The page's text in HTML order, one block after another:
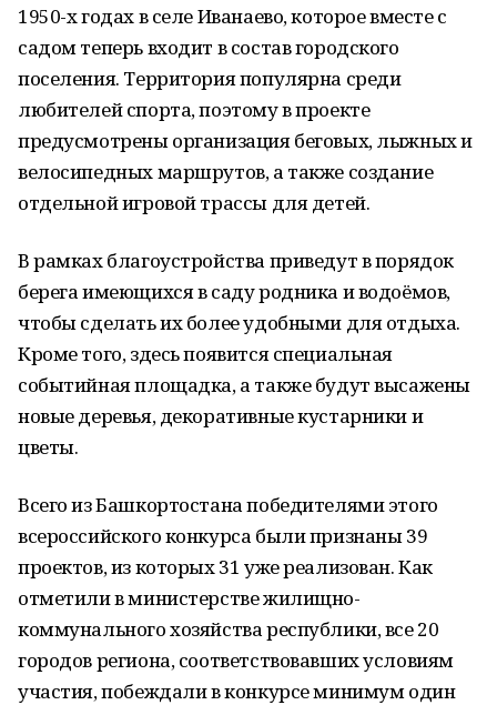
1950-х годах в селе Иванаево, которое вместе с
садом теперь входит в состав городского
поселения. Территория популярна среди
любителей спорта, поэтому в проекте
предусмотрены организация беговых, лыжных и
велосипедных маршрутов, а также создание
отдельной игровой трассы для детей.
В рамках благоустройства приведут в порядок
берега имеющихся в саду родника и водоёмов,
чтобы сделать их более удобными для отдыха.
Кроме того, здесь появится специальная
событийная площадка, а также будут высажены
новые деревья, декоративные кустарники и
цветы.
Всего из Башкортостана победителями этого
всероссийского конкурса были признаны 39
проектов, из которых 31 уже реализован. Как
отметили в министерстве жилищно-
коммунального хозяйства республики, все 20
городов региона, соответствовавших условиям
участия, побеждали в конкурсе минимум один